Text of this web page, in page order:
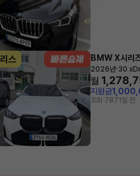
리스 BMW X시리
2026년·30
월
지원금
조회 7871일 전